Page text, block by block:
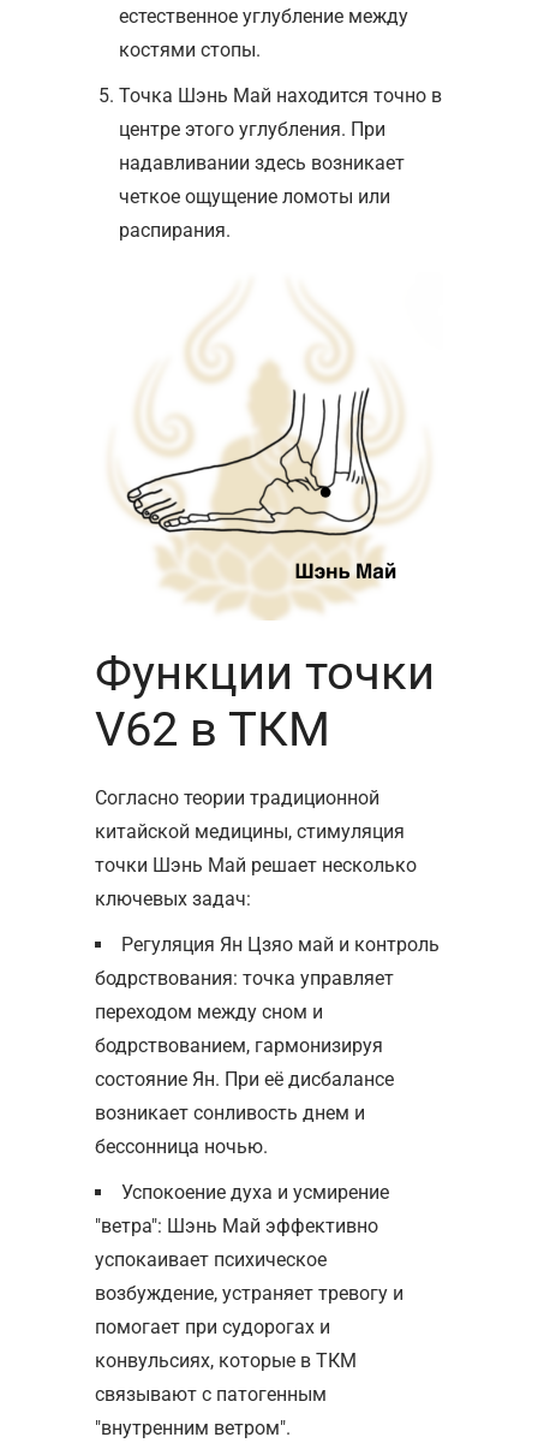
естественное углубление между
костями стопы.
Точка Шэнь Май находится точно в
центре этого углубления. При
надавливании здесь возникает
четкое ощущение ломоты или
распирания.
Функции точки
V62 в ТКМ
Согласно теории традиционной
китайской медицины, стимуляция
точки Шэнь Май решает несколько
ключевых задач:
Регуляция Ян Цзяо май и контроль
бодрствования: точка управляет
переходом между сном и
бодрствованием, гармонизируя
состояние Ян. При её дисбалансе
возникает сонливость днем и
бессонница ночью.
Успокоение духа и усмирение
"ветра": Шэнь Май эффективно
успокаивает психическое
возбуждение, устраняет тревогу и
помогает при судорогах и
конвульсиях, которые в ТКМ
связывают с патогенным
"внутренним ветром".